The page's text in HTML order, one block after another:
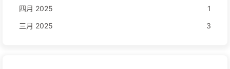
四月 2025
1
三月 2025
3